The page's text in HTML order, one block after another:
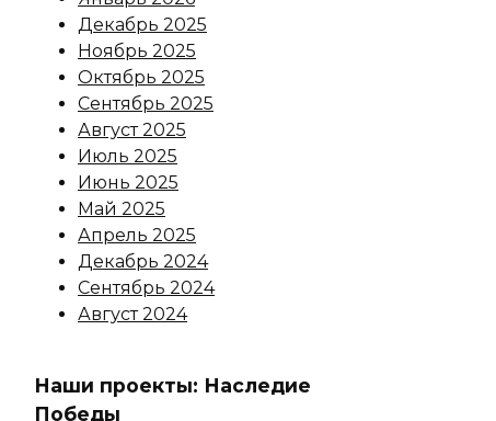
Декабрь 2025
Ноябрь 2025
Октябрь 2025
Сентябрь 2025
Август 2025
Июль 2025
Июнь 2025
Май 2025
Апрель 2025
Декабрь 2024
Сентябрь 2024
Август 2024
Наши проекты: Наследие
Победы